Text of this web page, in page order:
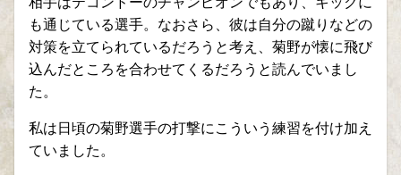
も通じている選手。なおさら、彼は自分の蹴りなどの
対策を立てられているだろうと考え、菊野が懐に飛び
込んだところを合わせてくるだろうと読んでいまし
た。
私は日頃の菊野選手の打撃にこういう練習を付け加え
ていました。